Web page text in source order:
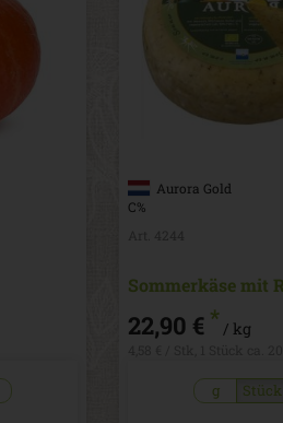
Aurora Gold
C%
22,90 € * / kg
g Stück